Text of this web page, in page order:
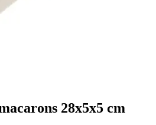
28x5x5 cm